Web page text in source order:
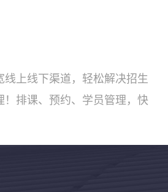
线上线下渠道，轻松解决招生
！排课、预约、学员管理，快